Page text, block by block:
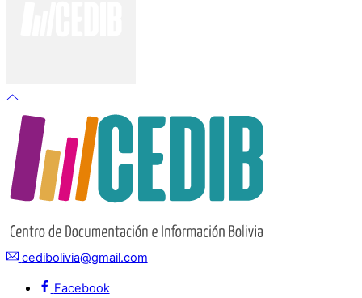
cedibolivia@gmail.com
Facebook